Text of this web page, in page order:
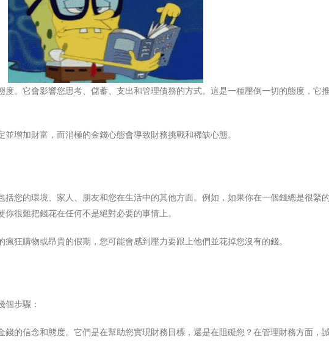
度。它會影響您思考、儲蓄、支出和管理債務的方式。這是一種壓倒一切的態度，它
增加財富，而消極的金錢心態會導致財務挑戰和稀缺心態。
括您的環境、家人、朋友和您在生活中的其他方面。例如，如果你在一個錢總是很緊
很難把錢花在任何不是絕對必要的事情上。
狂購物或昂貴的假期，您可能會感到壓力要跟上他們並花掉您沒有的錢。
個步驟：
錢的信念和態度。它們是在幫助您實現財務目標，還是在阻礙您？在管理財務方面，